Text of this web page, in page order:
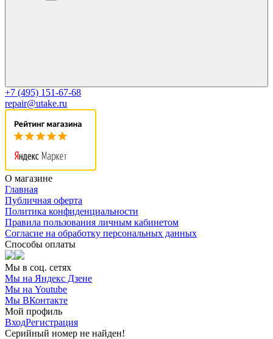
+7 (495) 151-67-68
repair@utake.ru
О магазине
Главная
Публичная оферта
Политика конфиденциальности
Правила пользования личным кабинетом
Согласие на обработку персональных данных
Способы оплаты
Мы в соц. сетях
Мы на Яндекс Дзене
Мы на Youtube
Мы ВКонтакте
Мой профиль
ВходРегистрация
Серийный номер не найден!